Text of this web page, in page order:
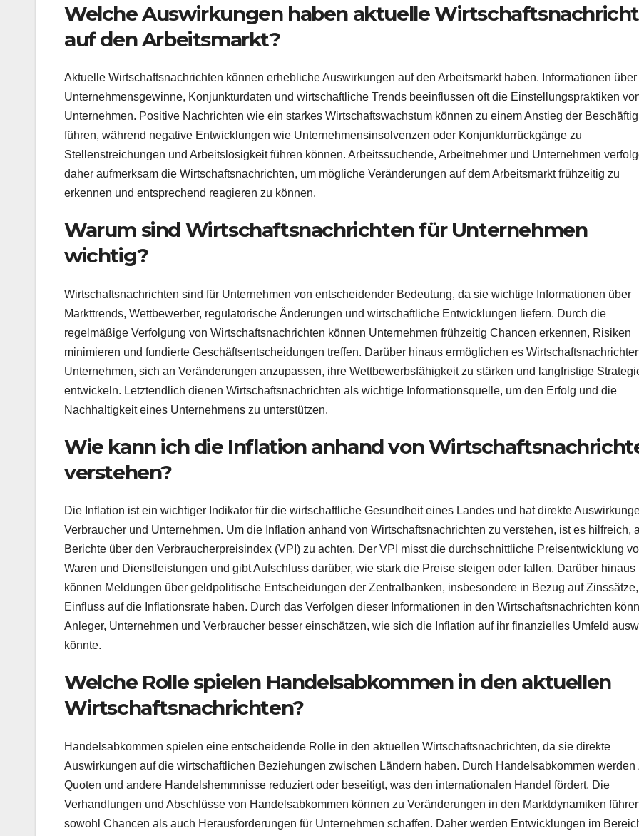
Welche Auswirkungen haben aktuelle
auf den Arbeitsmarkt?
Aktuelle Wirtschaftsnachrichten können erhebliche Auswirkungen auf den Arbeitsmarkt haben. Informationen über
Unternehmensgewinne, Konjunkturdaten und wirtschaftliche Trends beeinflussen oft die Einstellungspraktiken
Unternehmen. Positive Nachrichten wie ein starkes Wirtschaftswachstum können zu einem Anstieg der
führen, während negative Entwicklungen wie Unternehmensinsolvenzen oder Konjunkturrückgänge zu
Stellenstreichungen und Arbeitslosigkeit führen können. Arbeitssuchende, Arbeitnehmer und Unternehmen
daher aufmerksam die Wirtschaftsnachrichten, um mögliche Veränderungen auf dem Arbeitsmarkt frühzeitig zu
erkennen und entsprechend reagieren zu können.
Warum sind Wirtschaftsnachrichten für Unternehmen
wichtig?
Wirtschaftsnachrichten sind für Unternehmen von entscheidender Bedeutung, da sie wichtige Informationen über
Markttrends, Wettbewerber, regulatorische Änderungen und wirtschaftliche Entwicklungen liefern. Durch die
regelmäßige Verfolgung von Wirtschaftsnachrichten können Unternehmen frühzeitig Chancen erkennen, Risiken
minimieren und fundierte Geschäftsentscheidungen treffen. Darüber hinaus ermöglichen es
Unternehmen, sich an Veränderungen anzupassen, ihre Wettbewerbsfähigkeit zu stärken und langfristige
entwickeln. Letztendlich dienen Wirtschaftsnachrichten als wichtige Informationsquelle, um den Erfolg und die
Nachhaltigkeit eines Unternehmens zu unterstützen.
Wie kann ich die Inflation anhand von
verstehen?
Die Inflation ist ein wichtiger Indikator für die wirtschaftliche Gesundheit eines Landes und hat direkte
Verbraucher und Unternehmen. Um die Inflation anhand von Wirtschaftsnachrichten zu verstehen, ist es hilfreich,
Berichte über den Verbraucherpreisindex (VPI) zu achten. Der VPI misst die durchschnittliche Preisentwicklung
Waren und Dienstleistungen und gibt Aufschluss darüber, wie stark die Preise steigen oder fallen. Darüber hinaus
können Meldungen über geldpolitische Entscheidungen der Zentralbanken, insbesondere in Bezug auf Zinssätze,
Einfluss auf die Inflationsrate haben. Durch das Verfolgen dieser Informationen in den Wirtschaftsnachrichten
Anleger, Unternehmen und Verbraucher besser einschätzen, wie sich die Inflation auf ihr finanzielles Umfeld
könnte.
Welche Rolle spielen Handelsabkommen in den aktuellen
Wirtschaftsnachrichten?
Handelsabkommen spielen eine entscheidende Rolle in den aktuellen Wirtschaftsnachrichten, da sie direkte
Auswirkungen auf die wirtschaftlichen Beziehungen zwischen Ländern haben. Durch Handelsabkommen werden
Quoten und andere Handelshemmnisse reduziert oder beseitigt, was den internationalen Handel fördert. Die
Verhandlungen und Abschlüsse von Handelsabkommen können zu Veränderungen in den Marktdynamiken
sowohl Chancen als auch Herausforderungen für Unternehmen schaffen. Daher werden Entwicklungen im